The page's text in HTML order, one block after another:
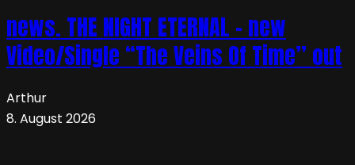
news. THE NIGHT ETERNAL – new
Video/Single “The Veins Of Time” out
Arthur
8. August 2026